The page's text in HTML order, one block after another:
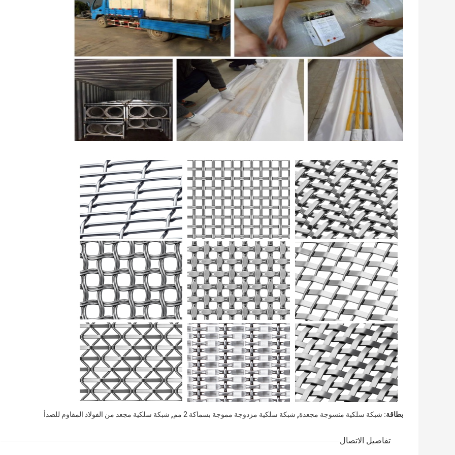
بطاقة: شبكة سلكية منسوجة مجعدة, شبكة سلكية مزدوجة مموجة بسماكة 2 مم , شبكة سلكية مجعد من الفولاذ المقاوم للصدأ
تفاصيل الاتصال